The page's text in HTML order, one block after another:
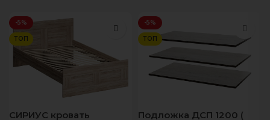
-5%
ТОП
СИРИУС кровать
-5%
ТОП
Подложка ДСП 1200 (